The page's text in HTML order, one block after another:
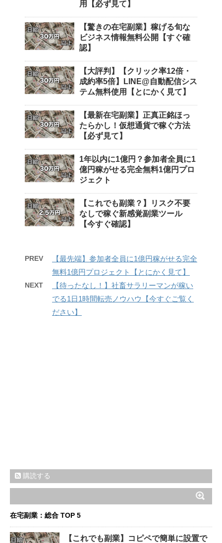
用【必ず見て】
【驚きの在宅副業】稼げる旬な
ビジネス情報無料公開【すぐ確
認】
【大評判】【クリック率12倍・
成約率5倍】LINE@自動配信シス
テム無料使用【とにかく見て】
【最新在宅副業】正真正銘ほっ
たらかし！仮想通貨で稼ぐ方法
【必ず見て】
1年以内に1億円？参加者全員に1
億円稼がせる完全無料1億円プロ
ジェクト
【これでも副業？】リスク不要
なしで稼ぐ新感覚副業ツール
【今すぐ確認】
PREV
【最先端】参加者全員に1億円稼がせる完全
無料1億円プロジェクト【とにかく見て】
NEXT
【待ったなし！】社畜サラリーマンが稼い
でる1日1時間転売ノウハウ【今すぐご覧く
ださい】
購読する
在宅副業：総合 TOP 5
【これでも副業】コピペで簡単に設置で